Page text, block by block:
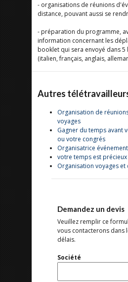
- organisations de réunions
distance, pouvant aussi se
- préparation du programme,
information concernant les
booklet qui sera envoyé dans
(italien, français, anglais,
Autres
Organisation de
voyages
Gagner du temps avant
ou votre congrés
Organisatrice
votre temps est précieux
Organisation voyages
Demandez un devis
Veuillez remplir ce
vous contacterons dans
délais.
Société